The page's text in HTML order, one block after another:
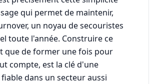
qui permet de maintenir,
un noyau de secouristes
toute l'année. Construire ce
que de former une fois pour
compte, est la clé d'une
dans un secteur aussi